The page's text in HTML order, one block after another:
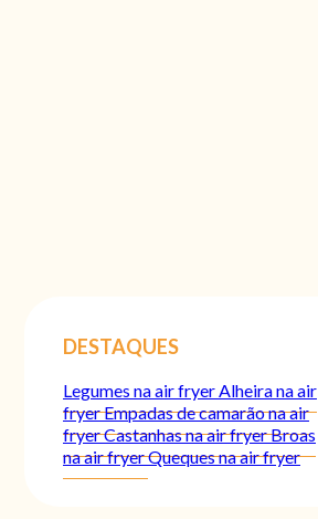
DESTAQUES
Legumes na air fryerAlheira na air
fryerEmpadas de camarão na air
fryerCastanhas na air fryerBroas
na air fryerQueques na air fryer